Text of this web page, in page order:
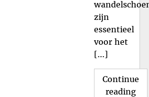
zijn
essentieel
voor het
[…]
Continue
reading